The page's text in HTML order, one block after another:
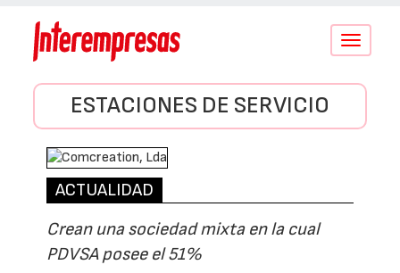
Conmutar
ESTACIONES DE SERVICIO
ACTUALIDAD
Crean una sociedad mixta en la cual
PDVSA posee el 51%